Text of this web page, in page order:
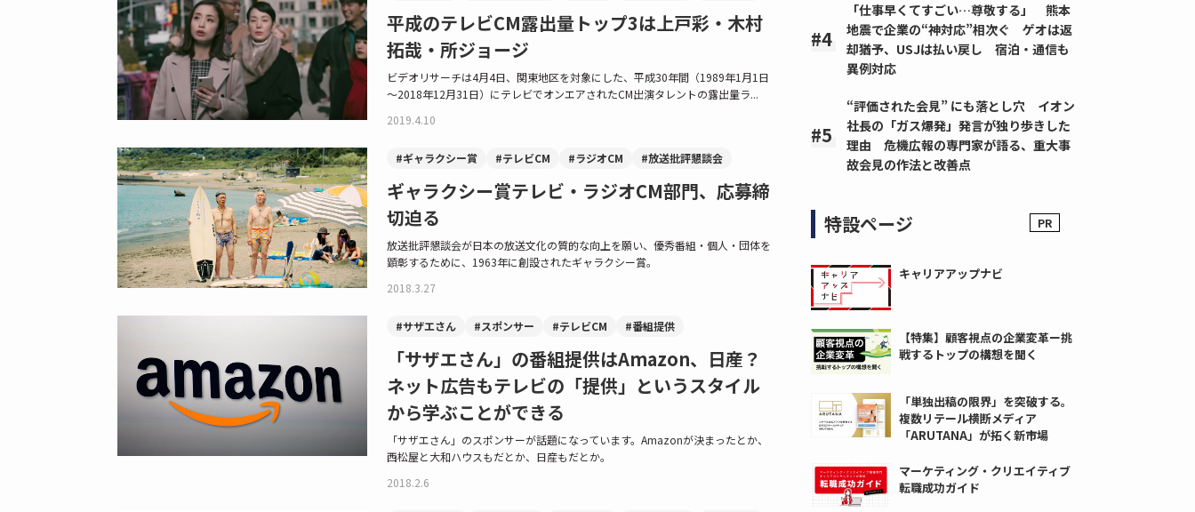
平成のテレビCM露出量トップ3は上戸彩・木村
拓哉・所ジョージ
ビデオリサーチは4月4日、関東地区を対象にした、平成30年間（1989年1月1日
～2018年12月31日）にテレビでオンエアされたCM出演タレントの露出量ラ...
2019.4.10
#ギャラクシー賞 #テレビCM #ラジオCM #放送批評懇談会
ギャラクシー賞テレビ・ラジオCM部門、応募締
切迫る
放送批評懇談会が日本の放送文化の質的な向上を願い、優秀番組・個人・団体を
顕彰するために、1963年に創設されたギャラクシー賞。
2018.3.27
#サザエさん #スポンサー #テレビCM #番組提供
「サザエさん」の番組提供はAmazon、日産？
ネット広告もテレビの「提供」というスタイル
から学ぶことができる
「サザエさん」のスポンサーが話題になっています。Amazonが決まったとか、
西松屋と大和ハウスもだとか、日産もだとか。
2018.2.6
「仕事早くてすごい…尊敬する」 熊本
地震で企業の“神対応”相次ぐ ゲオは返
却猶予、USJは払い戻し 宿泊・通信も
異例対応
“評価された会見” にも落とし穴 イオン
社長の「ガス爆発」発言が独り歩きした
理由 危機広報の専門家が語る、重大事
故会見の作法と改善点
特設ページ
キャリアアップナビ
【特集】顧客視点の企業変革ー挑
戦するトップの構想を聞く
「単独出稿の限界」を突破する。
複数リテール横断メディア
「ARUTANA」が拓く新市場
マーケティング・クリエイティブ
転職成功ガイド